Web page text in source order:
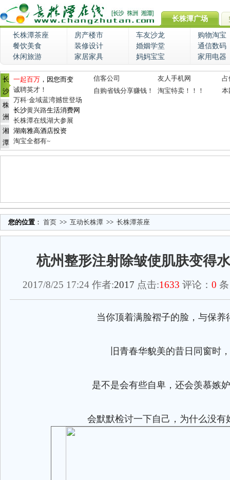
长株潭广场
长株潭茶座 房产楼市 车友沙龙
购物淘宝
餐饮美食
装修设计 婚姻学堂
通信数码
休闲旅游
家居家具 妈妈宝宝 家用电器
长
沙
株
洲
湘
潭
一起百万 ，因您而变
诚聘英才！
万科·金域蓝湾撼世登场
长沙黄兴路生活消费网
长株潭在线湖大参展
湖南雅高酒店投资
淘宝全都有~
信客公司 友人手机网
占
自购省钱分享赚钱！
淘宝特卖！！！ 本
您的位置 ： 首页 >> 互动长株潭 >> 长株潭茶座
杭州整形注射除皱使肌肤变得
2017/8/25 17:24 作者:2017 点击:1633 评论： 0
当你顶着满脸褶子的脸，与保养
旧青春华貌美的昔日同窗时，
是不是会有些自卑，还会羡慕嫉
会默默检讨一下自己，为什么没有